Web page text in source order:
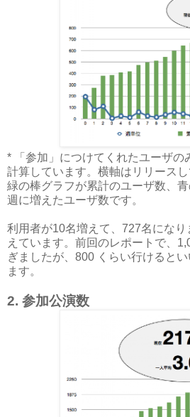
* 「参加」につけてくれたユーザの
計算しています。横軸はリリースし
緑の棒グラフが累計のユーザ数、
週に増えたユーザ数です。
利用者が10名増えて、727名にな
えています。前回のレポートで、
ぎましたが、800 くらい行けると
ます。
2. 参加公演数